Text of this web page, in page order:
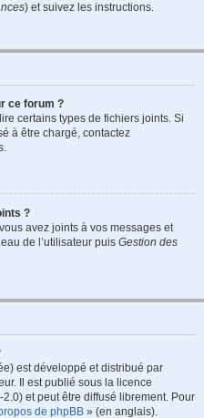
) et suivez les instructions.
ce forum ?
certains types de fichiers joints. Si
à être chargé, contactez
?
avez joints à vos messages et
de l’utilisateur puis Gestion des
est développé et distribué par
Il est publié sous la licence
et peut être diffusé librement. Pour
de phpBB » (en anglais).